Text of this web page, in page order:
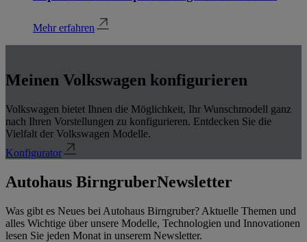
Mehr erfahren
Meinen Volkswagen konfigurieren
Volkswagen bietet Ihnen die Möglichkeit, Ihr Wunschmodell ganz
nach Ihren Vorstellungen zu konfigurieren. Entdecken Sie die
Vielfalt der Volkswagen Modelle.
Konfigurator
Autohaus BirngruberNewsletter
Was gibt es Neues bei Autohaus Birngruber? Aktuelle Themen und
alles Wichtige über unsere Modelle, Technologien und Innovationen
lesen Sie jeden Monat in unserem Newsletter.